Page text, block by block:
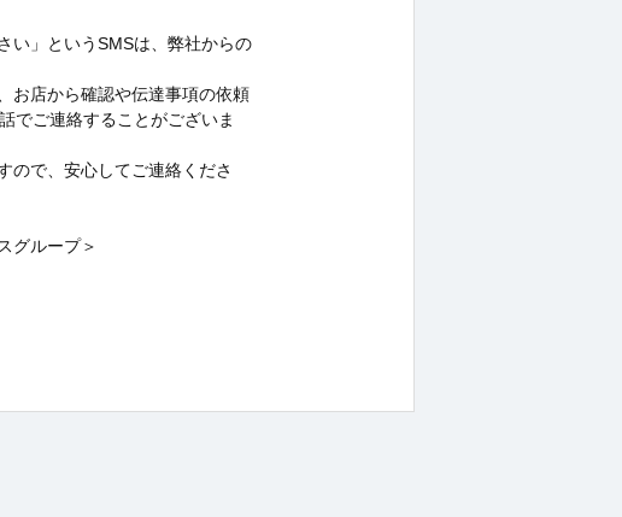
い」というSMSは、弊社からの
お店から確認や伝達事項の依頼
でご連絡することがございま
ので、安心してご連絡くださ
グループ＞